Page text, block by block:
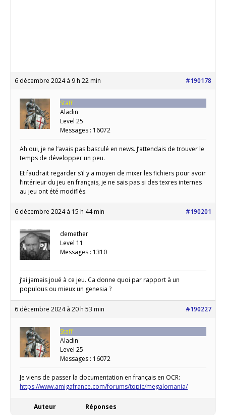
6 décembre 2024 à 9 h 22 min #190178
Staff
Aladin
Level 25
Messages : 16072
Ah oui, je ne l’avais pas basculé en news. J’attendais de trouver le
temps de développer un peu.
Et faudrait regarder s’il y a moyen de mixer les fichiers pour avoir
l’intérieur du jeu en français, je ne sais pas si des texres internes
au jeu ont été modifiés.
6 décembre 2024 à 15 h 44 min #190201
demether
Level 11
Messages : 1310
j’ai jamais joué à ce jeu. Ca donne quoi par rapport à un
populous ou mieux un genesia ?
6 décembre 2024 à 20 h 53 min #190227
Staff
Aladin
Level 25
Messages : 16072
Je viens de passer la documentation en français en OCR:
https://www.amigafrance.com/forums/topic/megalomania/
Auteur Réponses